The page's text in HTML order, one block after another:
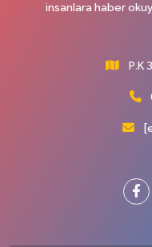
insanlara haber
P.K